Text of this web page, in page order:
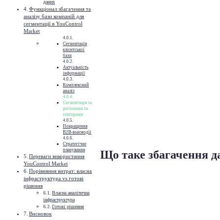
даних
Функціонал збагачення та
аналізу бази компаній для
сегментації в YouControl
Market
Сегментація
клієнтської
бази
Актуальність
інформації
Комплексний
аналіз
Сегментація за
регіонами та
секторами
Покращення
B2B-взаємодії
Стратегічне
планування
Переваги використання
YouControl Market
Порівняння витрат: власна
інфраструктура vs готові
рішення
Власна аналітична
інфраструктура
Готові рішення
Висновок
Що таке збагачення